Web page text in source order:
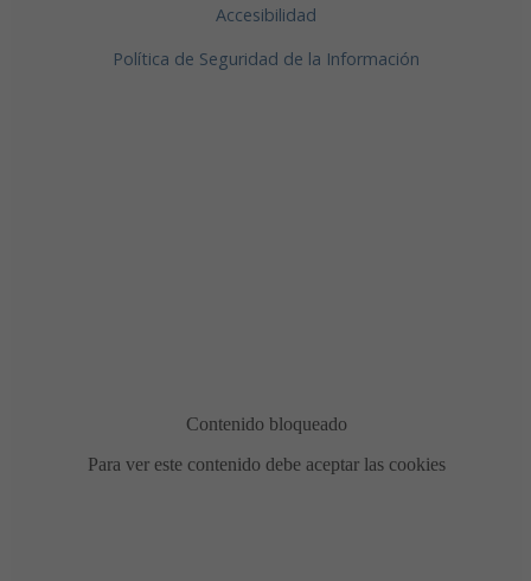
Accesibilidad
Política de Seguridad de la Información